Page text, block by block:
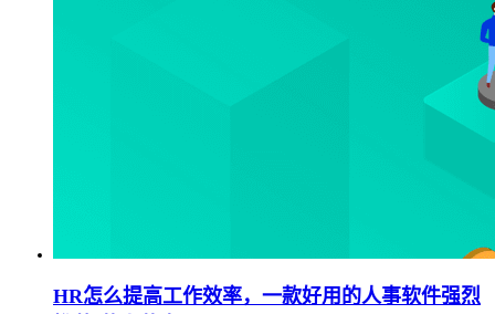
HR怎么提高工作效率，一款好用的人事软件强烈